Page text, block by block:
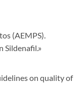
(AEMPS).
Sildenafil.»
on quality of